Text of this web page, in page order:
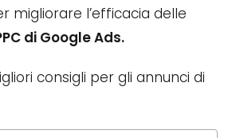
migliorare l’efficacia delle
di Google Ads.
consigli per gli annunci di